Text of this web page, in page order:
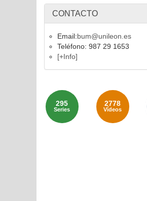
CONTACTO
Email:bum@unileon.es
Teléfono: 987 29 1653
[+Info]
295
Series
2778
Vídeos